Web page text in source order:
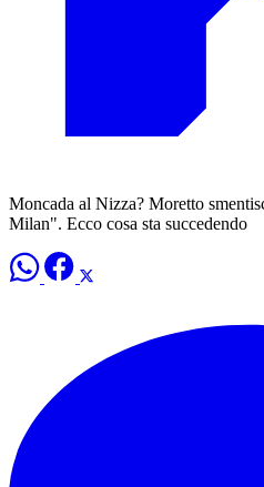
Moncada al Nizza? Moretto
Milan". Ecco cosa sta succedendo